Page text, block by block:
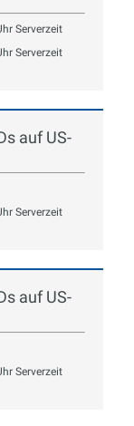
Serverzeit
Serverzeit
auf US-
Serverzeit
auf US-
Serverzeit